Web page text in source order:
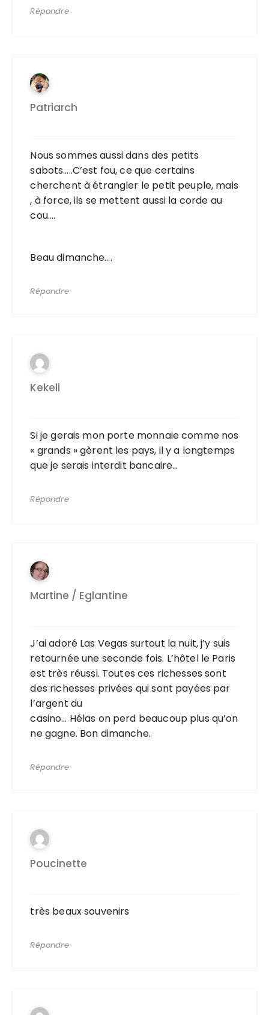
Répondre
Patriarch
Nous sommes aussi dans des petits
sabots…..C’est fou, ce que certains
cherchent à étrangler le petit peuple, mais
, à force, ils se mettent aussi la corde au
cou….
Beau dimanche….
Répondre
Kekeli
Si je gerais mon porte monnaie comme nos
« grands » gèrent les pays, il y a longtemps
que je serais interdit bancaire…
Répondre
Martine / Eglantine
J’ai adoré Las Vegas surtout la nuit, j’y suis
retournée une seconde fois. L’hôtel le Paris
est très réussi. Toutes ces richesses sont
des richesses privées qui sont payées par
l’argent du
casino… Hélas on perd beaucoup plus qu’on
ne gagne. Bon dimanche.
Répondre
Poucinette
très beaux souvenirs
Répondre